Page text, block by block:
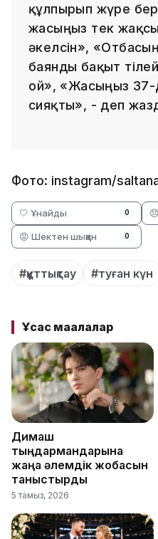
құлпырып жүре
жасыңыз тек
әкелсін»,
баянды бақыт
ғой», «Жасыңыз
сияқты», - деп
Фото: instagram/
🤍 Ұнайды 0
😡 Шектен шыққан 0
#құттықтау #туған күн
Ұқсас мақалалар
Димаш
тыңдармандарына
жаңа әлемдік жобасын
таныстырды
5 тамыз, 2026